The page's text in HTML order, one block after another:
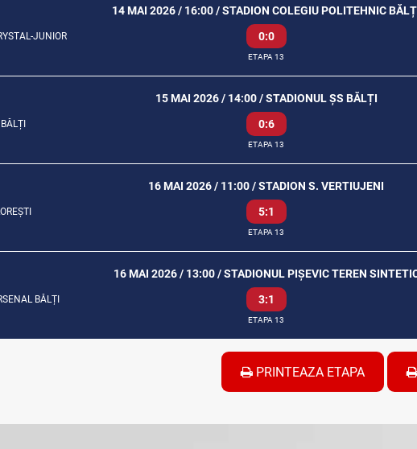
14 MAI 2026 / 16:00 / STADION COLEGIU POLITEHNIC
JUNIOR 0:0
ETAPA 13
15 MAI 2026 / 14:00 / STADIONUL ȘS BĂLȚI
0:6
ETAPA 13
16 MAI 2026 / 11:00 / STADION S. VERTIUJENI
5:1
ETAPA 13
16 MAI 2026 / 13:00 / STADIONUL PIȘEVIC TEREN
BĂLȚI 3:1
ETAPA 13
PRINTEAZA ETAPA